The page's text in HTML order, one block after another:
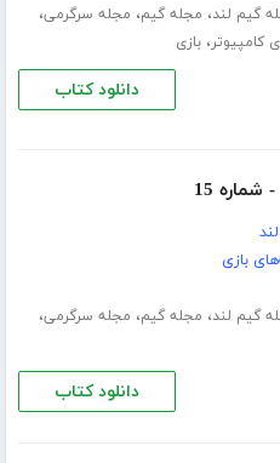
گیم لند، مجله گیم، مجله سرگرمی،
کامپیوتر،بازی
دانلود کتاب
15
بازی
گیم لند، مجله گیم، مجله سرگرمی،
دانلود کتاب